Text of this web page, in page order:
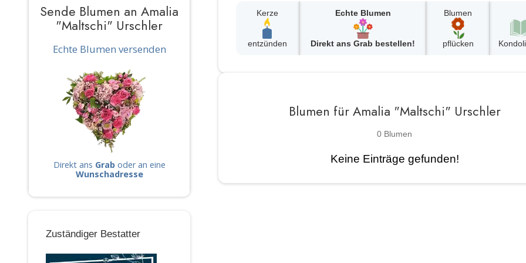
Sende Blumen an Amalia
"Maltschi" Urschler
Echte Blumen versenden
Direkt ans Graboder an eine
Wunschadresse
Zuständiger Bestatter
Kerze
entzünden
Echte Blumen
Direkt ans Grab bestellen!
Blumen
pflücken
Blumen für Amalia "Maltschi" Urschler
0 Blumen
Keine Einträge gefunden!